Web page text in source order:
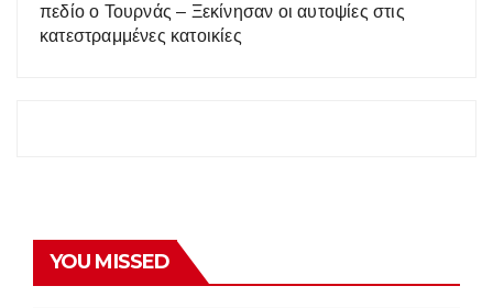
πεδίο ο Τουρνάς – Ξεκίνησαν οι αυτοψίες στις
κατεστραμμένες κατοικίες
YOU MISSED